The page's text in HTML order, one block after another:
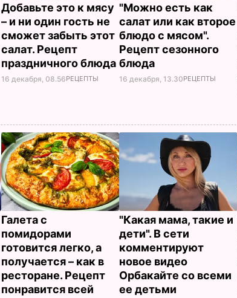
Добавьте это к мясу
– и ни один гость не
сможет забыть этот
салат. Рецепт
праздничного блюда
16 декабря, 08.56РЕЦЕПТЫ
"Можно есть как
салат или как второе
блюдо с мясом".
Рецепт сезонного
блюда
16 декабря, 13.30РЕЦЕПТЫ
Галета с
помидорами
готовится легко, а
получается – как в
ресторане. Рецепт
понравится всей
"Какая мама, такие и
дети". В сети
комментируют
новое видео
Орбакайте со всеми
ее детьми